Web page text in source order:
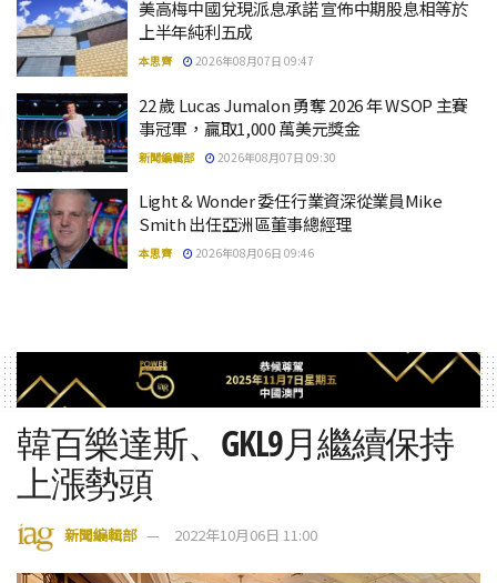
美高梅中國兌現派息承諾 宣佈中期股息相等於
上半年純利五成
本思齊 2026年08月07日 09:47
22 歲 Lucas Jumalon 勇奪 2026 年 WSOP 主賽
事冠軍，贏取1,000 萬美元獎金
新聞編輯部 2026年08月07日 09:30
Light & Wonder 委任行業資深從業員Mike
Smith 出任亞洲區董事總經理
本思齊 2026年08月06日 09:46
韓百樂達斯、GKL9月繼續保持
上漲勢頭
新聞編輯部 2022年10月06日 11:00